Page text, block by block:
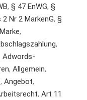
, § 47 EnWG, §
Nr 2 MarkenG, §
,
,
Adwords-
, Allgemein,
, Angebot,
, Art 11